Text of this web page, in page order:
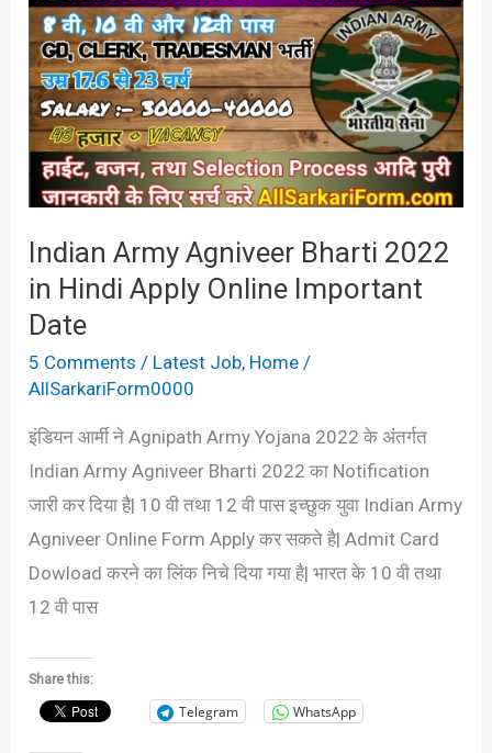
Indian Army Agniveer Bharti 2022
in Hindi Apply Online Important
Date
5 Comments / Latest Job, Home /
AllSarkariForm0000
इंडियन आर्मी ने Agnipath Army Yojana 2022 के अंतर्गत
Indian Army Agniveer Bharti 2022 का Notification
जारी कर दिया है| 10 वी तथा 12 वी पास इच्छुक युवा Indian Army
Agniveer Online Form Apply कर सकते है| Admit Card
Dowload करने का लिंक निचे दिया गया है| भारत के 10 वी तथा
12 वी पास
Share this:
Telegram WhatsApp
Army
Agniveer
Bharti
2022
in
Hindi
Online
Important
Date